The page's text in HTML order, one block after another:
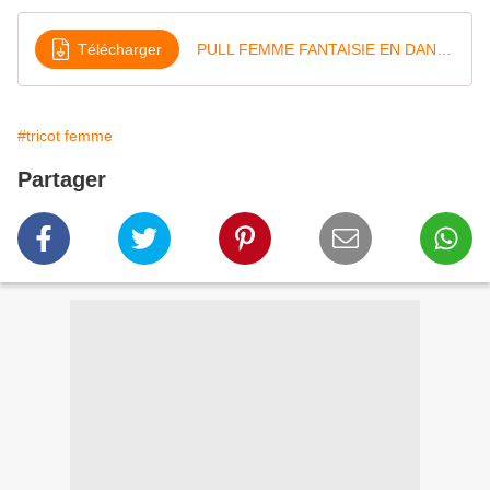
Télécharger
#tricot femme
Partager